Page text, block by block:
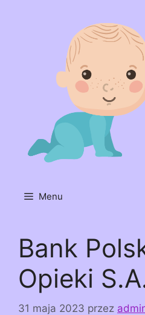
Menu
Bank
Opieki
31 maja 2023 przez